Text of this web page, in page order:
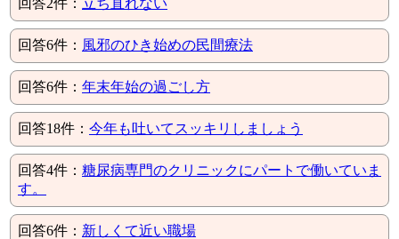
回答6件： 風邪のひき始めの民間療法
回答6件： 年末年始の過ごし方
回答18件： 今年も吐いてスッキリしましょう
回答4件： 糖尿病専門のクリニックにパートで働いていま
す。
回答6件： 新しくて近い職場